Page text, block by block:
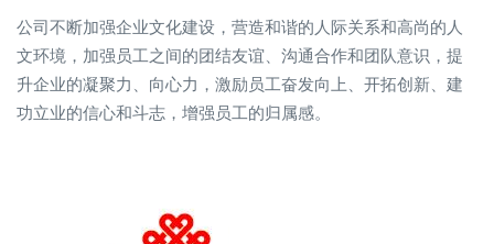
公司不断加强企业文化建设，营造和谐的人际关系和高尚的人
文环境，加强员工之间的团结友谊、沟通合作和团队意识，提
升企业的凝聚力、向心力，激励员工奋发向上、开拓创新、建
功立业的信心和斗志，增强员工的归属感。